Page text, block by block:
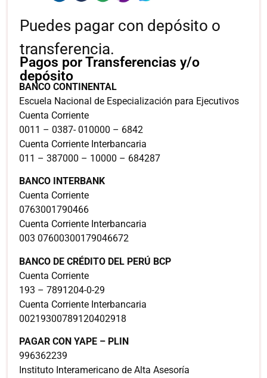
Puedes pagar con depósito o
transferencia.
BANCO CONTINENTAL
Escuela Nacional de Especialización para Ejecutivos
Cuenta Corriente
0011 – 0387- 010000 – 6842
Cuenta Corriente Interbancaria
011 – 387000 – 10000 – 684287
BANCO INTERBANK
Cuenta Corriente
0763001790466
Cuenta Corriente Interbancaria
003 07600300179046672
BANCO DE CRÉDITO DEL PERÚ BCP
Cuenta Corriente
193 – 7891204-0-29
Cuenta Corriente Interbancaria
00219300789120402918
PAGAR CON YAPE – PLIN
996362239
Instituto Interamericano de Alta Asesoría
Pagos por Transferencias y/o
depósito